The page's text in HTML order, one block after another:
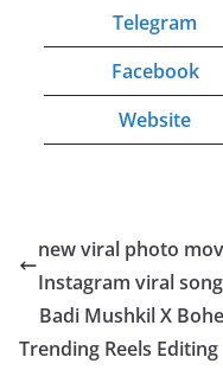
Telegram
Facebook
Website
new viral photo
Instagram viral
Badi Mushkil X
Trending Reels